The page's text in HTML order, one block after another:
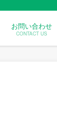
お問い合わせ
CONTACT US